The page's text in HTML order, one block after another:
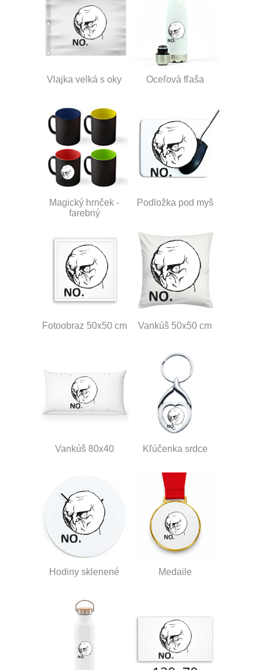
Vlajka velká s oky Oceľová fľaša
Magický hrnček -
farebný
Podložka pod myš
Fotoobraz 50x50 cm Vankúš 50x50 cm
Vankúš 80x40 Kľúčenka srdce
Hodiny sklenené Medaile